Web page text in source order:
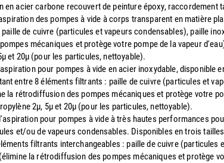
en acier carbone recouvert de peinture époxy, raccordement
des pompes à vide à corps transparent en matière
de cuivre (particules et vapeurs condensables), paille
mécaniques et protège votre pompe de la vapeur
et 20µ (pour les particules, nettoyable).
pour pompes à vide en acier inoxydable, disponible
entre 8 éléments filtrants : paille de cuivre (particules et
la rétrodiffusion des pompes mécaniques et protège votre
2µ, 5µ et 20µ (pour les particules, nettoyable).
pour pompes à vide à très hautes performances
et/ou de vapeurs condensables. Disponibles en trois
filtrants interchangeables : paille de cuivre
la rétrodiffusion des pompes mécaniques et protège